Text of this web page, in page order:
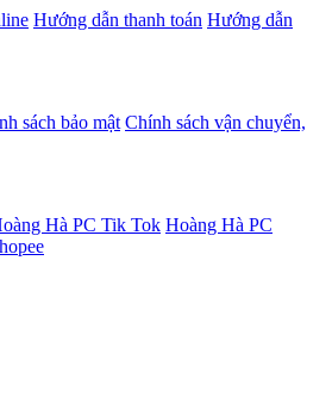
Hướng dẫn thanh toán Hướng dẫn
sách bảo mật Chính sách vận chuyển,
Hà PC Tik Tok Hoàng Hà PC